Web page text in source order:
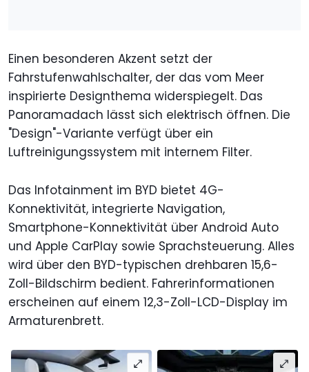
Einen besonderen Akzent setzt der
Fahrstufenwahlschalter, der das vom Meer
inspirierte Designthema widerspiegelt. Das
Panoramadach lässt sich elektrisch öffnen. Die
"Design"-Variante verfügt über ein
Luftreinigungssystem mit internem Filter.
Das Infotainment im BYD bietet 4G-
Konnektivität, integrierte Navigation,
Smartphone-Konnektivität über Android Auto
und Apple CarPlay sowie Sprachsteuerung. Alles
wird über den BYD-typischen drehbaren 15,6-
Zoll-Bildschirm bedient. Fahrerinformationen
erscheinen auf einem 12,3-Zoll-LCD-Display im
Armaturenbrett.